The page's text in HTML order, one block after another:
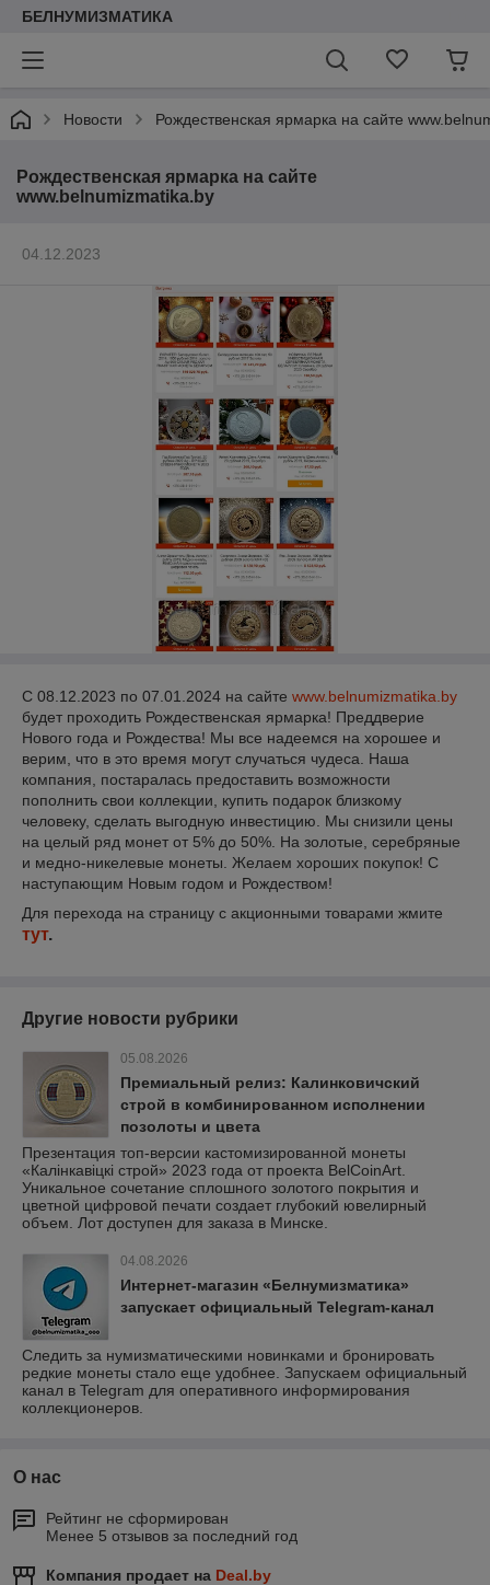
БЕЛНУМИЗМАТИКА
Новости Рождественская ярмарка на сайте
Рождественская ярмарка на сайте
www.belnumizmatika.by
04.12.2023
С 08.12.2023 по 07.01.2024 на сайте www.belnumizmatika.by
будет проходить Рождественская ярмарка! Преддверие
Нового года и Рождества! Мы все надеемся на хорошее и
верим, что в это время могут случаться чудеса. Наша
компания, постаралась предоставить возможности
пополнить свои коллекции, купить подарок близкому
человеку, сделать выгодную инвестицию. Мы снизили цены
на целый ряд монет от 5% до 50%. На золотые, серебряные
и медно-никелевые монеты. Желаем хороших покупок! С
наступающим Новым годом и Рождеством!
Для перехода на страницу с акционными товарами жмите
тут.
Другие новости рубрики
05.08.2026
Премиальный релиз: Калинковичский
строй в комбинированном исполнении
позолоты и цвета
Презентация топ-версии кастомизированной монеты
«Калінкавіцкі строй» 2023 года от проекта BelCoinArt.
Уникальное сочетание сплошного золотого покрытия и
цветной цифровой печати создает глубокий ювелирный
объем. Лот доступен для заказа в Минске.
04.08.2026
Интернет-магазин «Белнумизматика»
запускает официальный Telegram-канал
Следить за нумизматическими новинками и бронировать
редкие монеты стало еще удобнее. Запускаем официальный
канал в Telegram для оперативного информирования
коллекционеров.
О нас
Рейтинг не сформирован
Менее 5 отзывов за последний год
Компания продает на Deal.by